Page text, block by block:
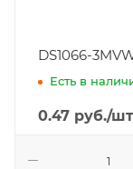
DS1066-
Есть в
0.47 руб./шт